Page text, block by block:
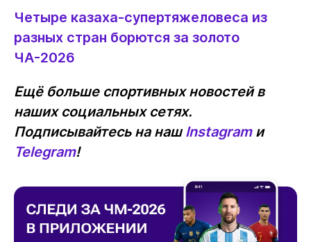
Четыре казаха-супертяжеловеса из
разных стран борются за золото
ЧА-2026
Ещё больше спортивных новостей в
наших социальных сетях.
Подписывайтесь на нашInstagramи
Telegram!